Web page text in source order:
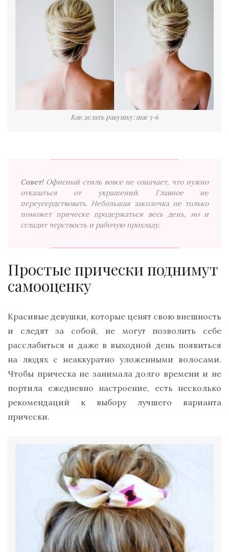
Как делать ракушку: шаг 5-6
Совет! Офисный стиль вовсе не означает, что нужно
отказаться от украшений. Главное не
переусердствовать. Небольшая заколочка не только
поможет прическе продержаться весь день, но и
сгладит черствость и рабочую прохладу.
Простые прически поднимут
самооценку
Красивые девушки, которые ценят свою внешность
и следят за собой, не могут позволить себе
расслабиться и даже в выходной день появиться
на людях с неаккуратно уложенными волосами.
Чтобы прическа не занимала долго времени и не
портила ежедневно настроение, есть несколько
рекомендаций к выбору лучшего варианта
прически.